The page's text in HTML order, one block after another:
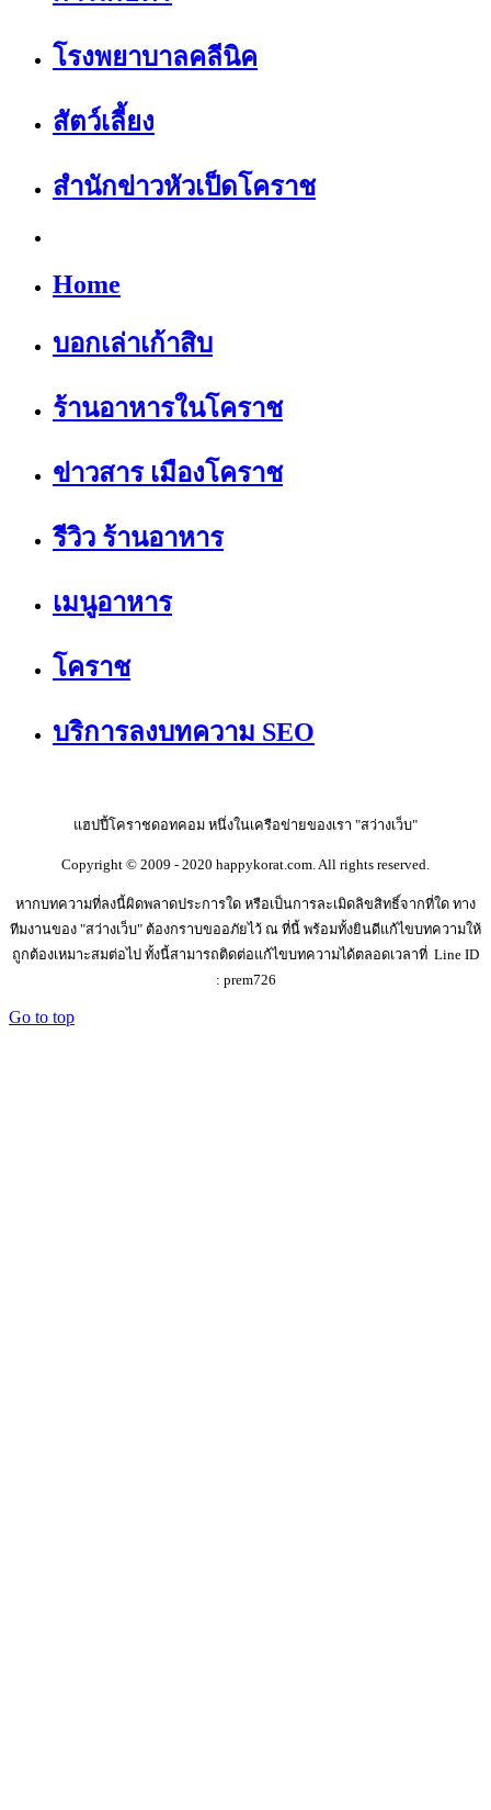
โรงพยาบาลคลีนิค
สัตว์เลี้ยง
สำนักข่าวหัวเป็ดโคราช
Home
บอกเล่าเก้าสิบ
ร้านอาหารในโคราช
ข่าวสาร เมืองโคราช
รีวิว ร้านอาหาร
เมนูอาหาร
โคราช
บริการลงบทความ SEO
แฮปปี้โคราชดอทคอม หนึ่งในเครือข่ายของเรา "สว่างเว็บ"
Copyright © 2009 - 2020 happykorat.com. All rights reserved.
หากบทความที่ลงนี้ผิดพลาดประการใด หรือเป็นการละเมิดลิขสิทธิ์จากที่ใด ทาง
ทีมงานของ "สว่างเว็บ" ต้องกราบขออภัยไว้ ณ ที่นี้ พร้อมทั้งยินดีแก้ไขบทความให้
ถูกต้องเหมาะสมต่อไป ทั้งนี้สามารถติดต่อแก้ไขบทความได้ตลอดเวลาที่ Line ID
: prem726
Go to top